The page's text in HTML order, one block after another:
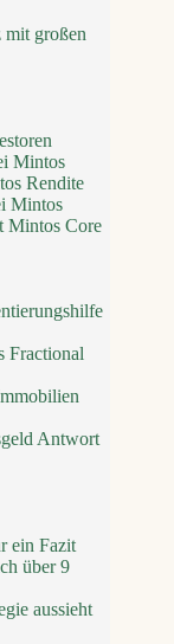
mit großen
Mintos
Rendite
Mintos
Mintos Core
Fractional
Antwort
ein Fazit
über 9
aussieht